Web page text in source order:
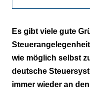
1. Adressen
2. Vorauswahl
3.
Es gibt viele gute
wie möglich selbst
deutsche
immer wieder an